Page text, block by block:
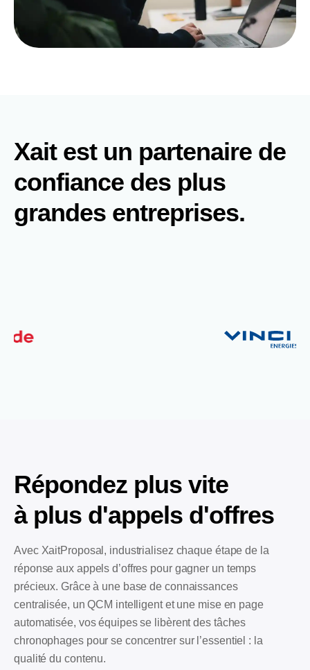
Xait est un partenaire de
confiance des plus
grandes entreprises.
Répondez plus vite
à plus d'appels d'offres
Avec XaitProposal, industrialisez chaque étape de la
réponse aux appels d’offres pour gagner un temps
précieux. Grâce à une base de connaissances
centralisée, un QCM intelligent et une mise en page
automatisée, vos équipes se libèrent des tâches
chronophages pour se concentrer sur l’essentiel : la
qualité du contenu.